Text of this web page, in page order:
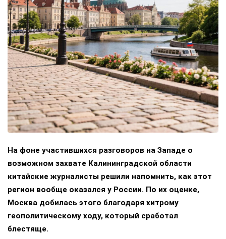
На фоне участившихся разговоров на Западе о
возможном захвате Калининградской области
китайские журналисты решили напомнить, как этот
регион вообще оказался у России. По их оценке,
Москва добилась этого благодаря хитрому
геополитическому ходу, который сработал
блестяще.